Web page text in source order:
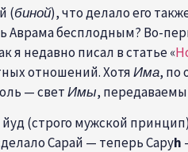
(биной), что делало его
бесплодным? Во-
я недавно писал в статье «
отношений. ХотяИма, по
— светИмы,
(строго мужской
Сарай — теперь Саруh